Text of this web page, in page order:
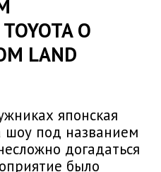
О
LAND
японская
шоу под названием
догадаться
было